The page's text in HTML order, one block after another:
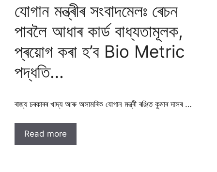
যোগান মন্ত্ৰীৰ সংবাদমেলঃ ৰেচন
পাবলৈ আধাৰ কাৰ্ড বাধ্যতামূলক,
প্ৰয়োগ কৰা হ’ব Bio Metric
পদ্ধতি…
ৰাজ্য চৰকাৰৰ খাদ্য আৰু অসামৰিক যোগান মন্ত্ৰী ৰঞ্জিত কুমাৰ দাসৰ …
Read more